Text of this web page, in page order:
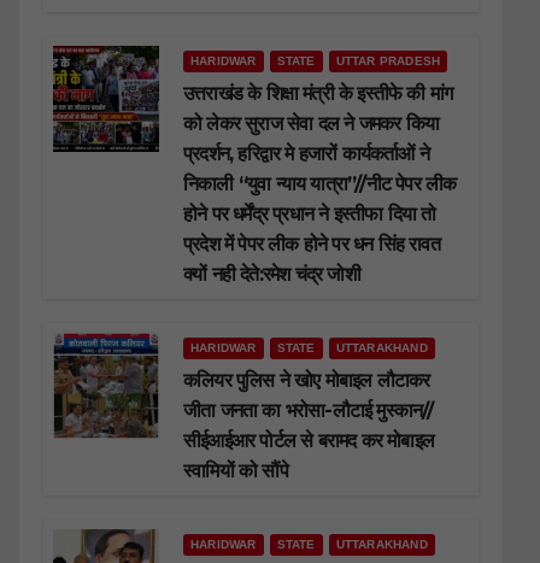
HARIDWAR STATE UTTAR PRADESH
उत्तराखंड के शिक्षा मंत्री के इस्तीफे की मांग
को लेकर सुराज सेवा दल ने जमकर किया
प्रदर्शन, हरिद्वार मे हजारों कार्यकर्ताओं ने
निकाली “युवा न्याय यात्रा”//नीट पेपर लीक
होने पर धर्मेंद्र प्रधान ने इस्तीफा दिया तो
प्रदेश में पेपर लीक होने पर धन सिंह रावत
क्यों नही देते:रमेश चंद्र जोशी
HARIDWAR STATE UTTARAKHAND
कलियर पुलिस ने खोए मोबाइल लौटाकर
जीता जनता का भरोसा-लौटाई मुस्कान//
सीईआईआर पोर्टल से बरामद कर मोबाइल
स्वामियों को सौंपे
HARIDWAR STATE UTTARAKHAND